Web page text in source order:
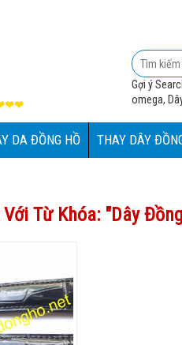
Gợi ý
omega,
DA ĐỒNG HỒ THAY DÂY
Từ Khóa: "Dây